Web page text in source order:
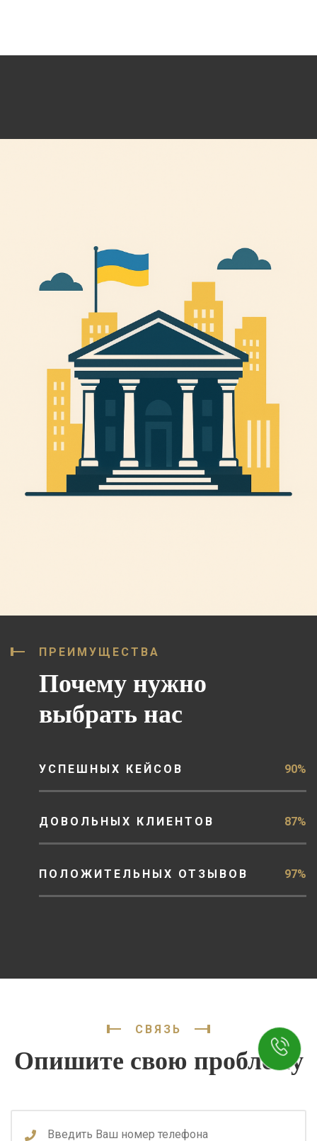
ПРЕИМУЩЕСТВА
Почему нужно
выбрать нас
УСПЕШНЫХ КЕЙСОВ 90%
ДОВОЛЬНЫХ КЛИЕНТОВ 87%
ПОЛОЖИТЕЛЬНЫХ ОТЗЫВОВ 97%
СВЯЗЬ
Опишите свою проблему